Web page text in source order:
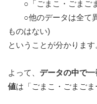
○「ごまこ・ごまごま
○他のデータは全て異
ものはない)
ということが分かります
よって、 データの中で
値は「ごまこ・ごまご